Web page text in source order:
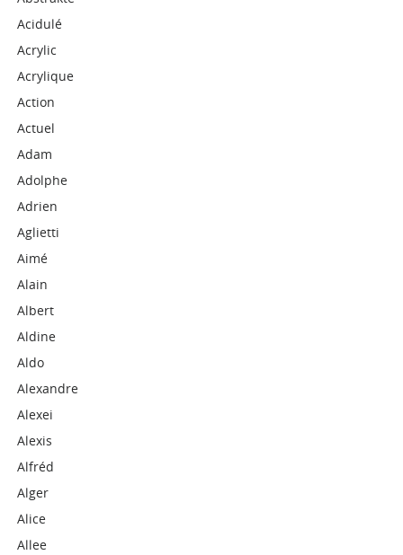
Acidulé
Acrylic
Acrylique
Action
Actuel
Adam
Adolphe
Adrien
Aglietti
Aimé
Alain
Albert
Aldine
Aldo
Alexandre
Alexei
Alexis
Alfréd
Alger
Alice
Allee